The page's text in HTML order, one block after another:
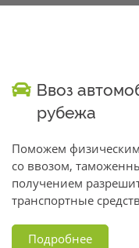
Ввоз
рубежа
Поможем
со ввозом,
получением
транспортные
Подробнее